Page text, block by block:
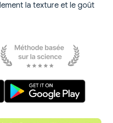
la texture et le goût